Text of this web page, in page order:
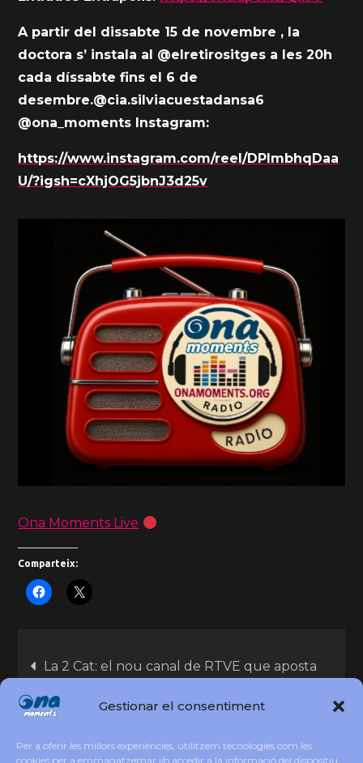
Gestionar el consentiment
Per a oferir les millors experiències, utilitzem tecnologies com les
cookies per a emmagatzemar i/o accedir a la informació del dispositiu.
A partir del dissabte 15 de novembre , la
doctora s’ instala al @elretirositges a les 20h
cada díssabte fins el 6 de
desembre.@cia.silviacuestadansa6
@ona_moments Instagram:
https://www.instagram.com/reel/DPlmbhqDaa
U/?igsh=cXhjOG5jbnJ3d25v
Ona Moments Live
Comparteix:
La 2 Cat: el nou canal de RTVE que aposta